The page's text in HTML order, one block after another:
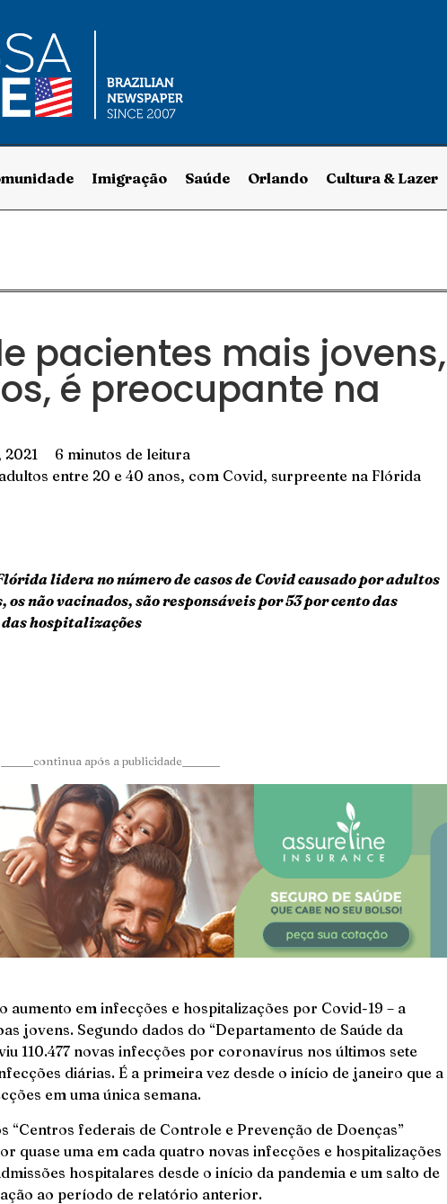
Imigração Saúde Orlando Cultura & Lazer
pacientes mais jovens,
é preocupante na
2021
6 minutos de leitura
entre 20 e 40 anos, com Covid, surpreente na Flórida
lidera no número de casos de Covid causado por adultos
os não vacinados, são responsáveis ​​por 53 por cento das
das hospitalizações
______continua após a publicidade_______
aumento em infecções e hospitalizações por Covid-19 – a
jovens. Segundo dados do “Departamento de Saúde da
110.477 novas infecções por coronavírus nos últimos sete
diárias. É a primeira vez desde o início de janeiro que a
em uma única semana.
“Centros federais de Controle e Prevenção de Doenças”
quase uma em cada quatro novas infecções e hospitalizações
hospitalares desde o início da pandemia e um salto de
ao período de relatório anterior.